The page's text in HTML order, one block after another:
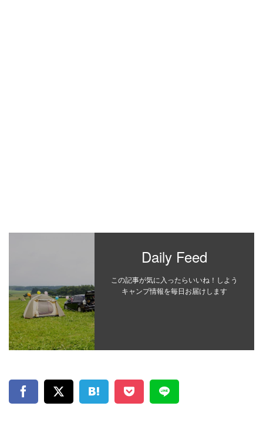
Daily Feed
この記事が気に入ったらいいね！しよう
キャンプ情報を毎日お届けします